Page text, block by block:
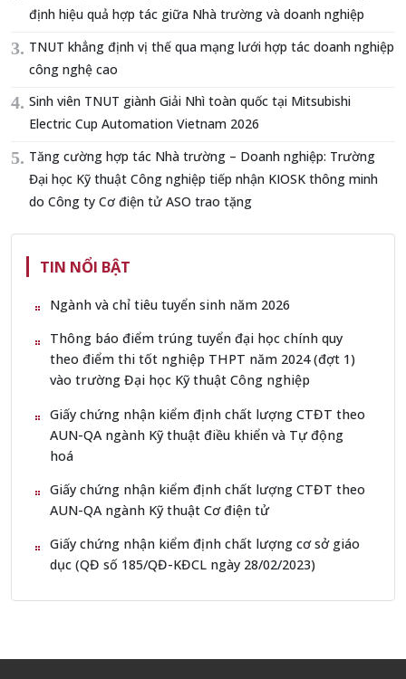
định hiệu quả hợp tác giữa Nhà trường và doanh nghiệp
TNUT khẳng định vị thế qua mạng lưới hợp tác doanh nghiệp
công nghệ cao
Sinh viên TNUT giành Giải Nhì toàn quốc tại Mitsubishi
Electric Cup Automation Vietnam 2026
Tăng cường hợp tác Nhà trường – Doanh nghiệp: Trường
Đại học Kỹ thuật Công nghiệp tiếp nhận KIOSK thông minh
do Công ty Cơ điện tử ASO trao tặng
TIN NỔI BẬT
Ngành và chỉ tiêu tuyển sinh năm 2026
Thông báo điểm trúng tuyển đại học chính quy
theo điểm thi tốt nghiệp THPT năm 2024 (đợt 1)
vào trường Đại học Kỹ thuật Công nghiệp
Giấy chứng nhận kiểm định chất lượng CTĐT theo
AUN-QA ngành Kỹ thuật điều khiển và Tự động
hoá
Giấy chứng nhận kiểm định chất lượng CTĐT theo
AUN-QA ngành Kỹ thuật Cơ điện tử
Giấy chứng nhận kiểm định chất lượng cơ sở giáo
dục (QĐ số 185/QĐ-KĐCL ngày 28/02/2023)